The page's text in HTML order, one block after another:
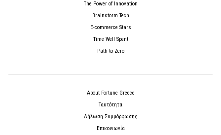
The Power of Innovation
Brainstorm Tech
E-commerce Stars
Time Well Spent
Path to Zero
About Fortune Greece
Ταυτότητα
Δήλωση Συμμόρφωσης
Επικοινωνία